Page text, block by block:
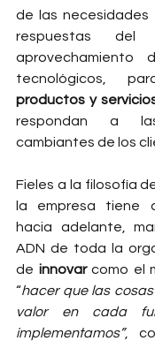
de las necesidades
respuestas
aprovechamiento
productos y
respondan a
cambiantes de los
Fieles a la filosofía
la empresa tiene
hacia adelante,
ADN de toda la
de innovar como el
“hacer que las
valor en cada
implementamos”,